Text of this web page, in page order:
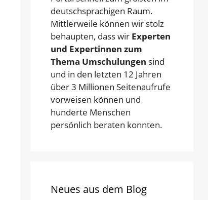
deutschsprachigen Raum.
Mittlerweile können wir stolz
behaupten, dass wir Experten
und Expertinnen zum
Thema Umschulungen sind
und in den letzten 12 Jahren
über 3 Millionen Seitenaufrufe
vorweisen können und
hunderte Menschen
persönlich beraten konnten.
Neues aus dem Blog